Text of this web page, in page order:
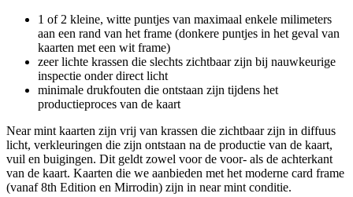
1 of 2 kleine, witte puntjes van maximaal enkele milimeters
aan een rand van het frame (donkere puntjes in het geval van
kaarten met een wit frame)
zeer lichte krassen die slechts zichtbaar zijn bij nauwkeurige
inspectie onder direct licht
minimale drukfouten die ontstaan zijn tijdens het
productieproces van de kaart
Near mint kaarten zijn vrij van krassen die zichtbaar zijn in diffuus
licht, verkleuringen die zijn ontstaan na de productie van de kaart,
vuil en buigingen. Dit geldt zowel voor de voor- als de achterkant
van de kaart. Kaarten die we aanbieden met het moderne card frame
(vanaf 8th Edition en Mirrodin) zijn in near mint conditie.